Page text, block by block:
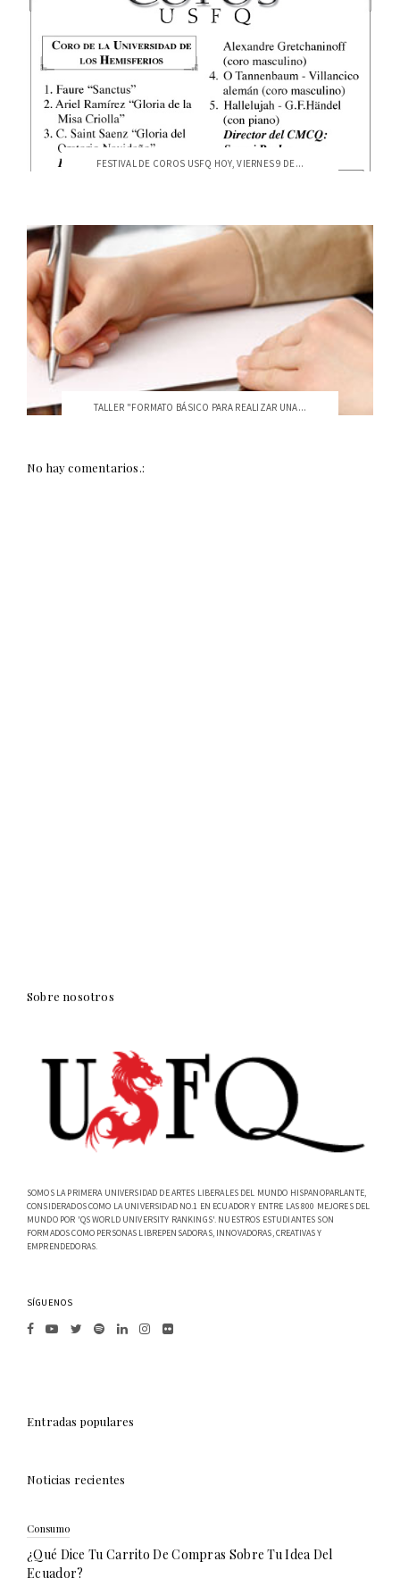
FESTIVAL DE COROS USFQ HOY, VIERNES 9 DE...
TALLER "FORMATO BÁSICO PARA REALIZAR UNA...
No hay comentarios.:
Sobre nosotros
SOMOS LA PRIMERA UNIVERSIDAD DE ARTES LIBERALES DEL MUNDO HISPANOPARLANTE,
CONSIDERADOS COMO LA UNIVERSIDAD NO.1 EN ECUADOR Y ENTRE LAS 800 MEJORES DEL
MUNDO POR 'QS WORLD UNIVERSITY RANKINGS'. NUESTROS ESTUDIANTES SON
FORMADOS COMO PERSONAS LIBREPENSADORAS, INNOVADORAS, CREATIVAS Y
EMPRENDEDORAS.
SÍGUENOS
Entradas populares
Noticias recientes
Consumo
¿Qué Dice Tu Carrito De Compras Sobre Tu Idea Del
Ecuador?